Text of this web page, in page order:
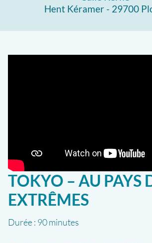
Hent Kéramer - 29700
TOKYO – AU PAYS
EXTRÊMES
Durée : 90 minutes